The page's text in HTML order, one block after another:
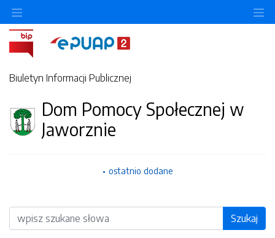
Biuletyn Informacji Publicznej
Dom Pomocy Społecznej w
Jaworznie
ostatnio dodane
Wyszukiwarka Szukaj